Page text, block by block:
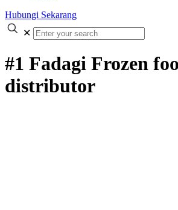
Hubungi Sekarang
✕
#1 Fadagi Frozen
distributor